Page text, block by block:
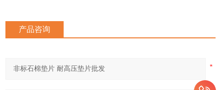
产品咨询